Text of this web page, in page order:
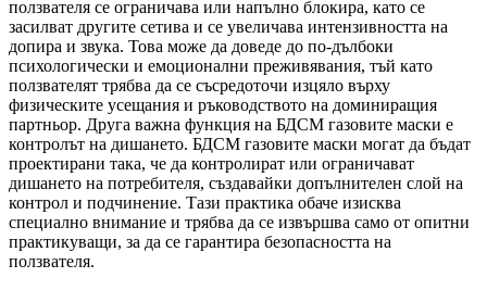
ползвателя се ограничава или напълно блокира, като се
засилват другите сетива и се увеличава интензивността на
допира и звука. Това може да доведе до по-дълбоки
психологически и емоционални преживявания, тъй като
ползвателят трябва да се съсредоточи изцяло върху
физическите усещания и ръководството на доминиращия
партньор. Друга важна функция на БДСМ газовите маски е
контролът на дишането. БДСМ газовите маски могат да бъдат
проектирани така, че да контролират или ограничават
дишането на потребителя, създавайки допълнителен слой на
контрол и подчинение. Тази практика обаче изисква
специално внимание и трябва да се извършва само от опитни
практикуващи, за да се гарантира безопасността на
ползвателя.